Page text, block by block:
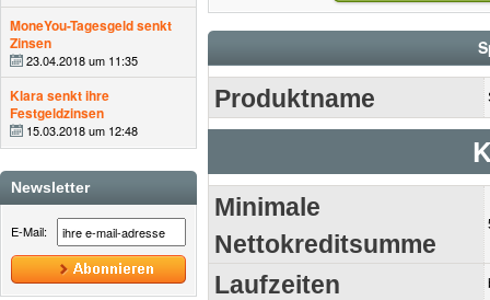
MoneYou-Tagesgeld senkt
Zinsen
23.04.2018 um 11:35
Klara senkt ihre
Festgeldzinsen
15.03.2018 um 12:48
Newsletter
E-Mail:
Produktname
Minimale
Nettokreditsumme
Laufzeiten